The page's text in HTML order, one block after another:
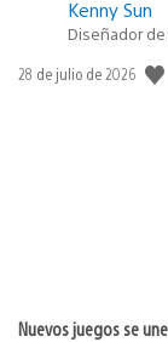
Kenny Sun
Diseñador
Fecha
28 de julio de 2026
Nuevos juegos se